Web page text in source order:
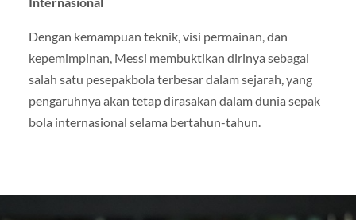
Dengan kemampuan teknik, visi permainan, dan
kepemimpinan, Messi membuktikan dirinya sebagai
salah satu pesepakbola terbesar dalam sejarah, yang
pengaruhnya akan tetap dirasakan dalam dunia sepak
bola internasional selama bertahun-tahun.